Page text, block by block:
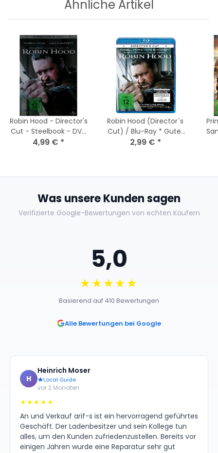
Ähnliche Artikel
Robin Hood - Director's
Cut - Steelbook - DVD
16 Minuten Länger - mit
4,99 € *
Robin Hood (Director`s
Cut) / Blu-Ray * Guter
Zustand
2,99 € *
Was unsere Kunden sagen
Verifizierte Google-Bewertungen von echten Käufern
5,0
★★★★★
Basierend auf 410 Bewertungen
Alle Bewertungen bei Google
H
Heinrich Moser
Local Guide
vor 2 Monaten
★★★★★
An und Verkauf arif-s ist ein hervorragend geführtes
Geschäft. Der Ladenbesitzer und sein Kollege tun
alles, um den Kunden zufriedenzustellen. Bereits vor
einigen Jahren wurde eine Reparatur sehr gut